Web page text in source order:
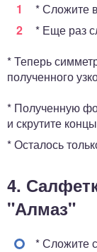
* Сложите
* Еще раз
* Теперь
полученного
* Полученную
и скрутите
* Осталось
4.
"Алмаз"
* Сложите